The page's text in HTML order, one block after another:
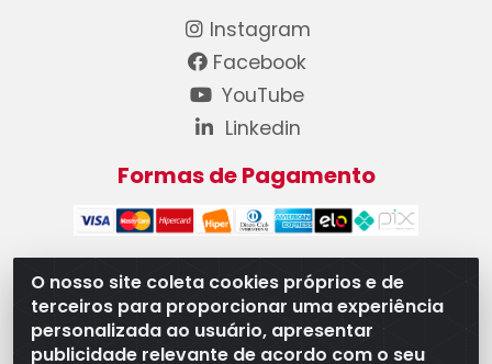
O nosso site coleta cookies próprios e de
terceiros para proporcionar uma experiência
personalizada ao usuário, apresentar
publicidade relevante de acordo com o seu
Instagram
Facebook
YouTube
Linkedin
Formas de Pagamento
WB Componentes Automotivos LTDA - CNPJ
08.528.393/0001-12 - Rua do Níquel, 667 - Parque
Oeste Industrial, Goiânia/GO - CEP 74375-660